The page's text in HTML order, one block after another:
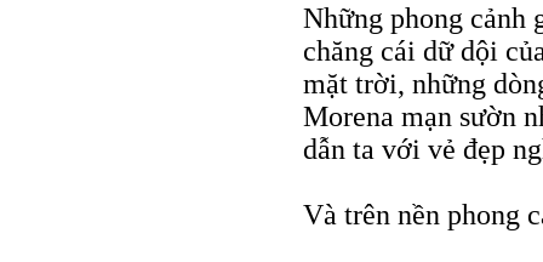
Những phong cảnh
chăng cái dữ dội
mặt trời, những
Morena mạn sườn
dẫn ta với vẻ đẹp
Và trên nền phong